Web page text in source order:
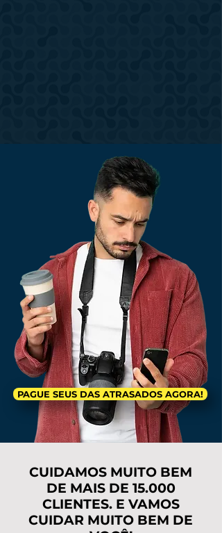
PAGUE SEUS DAS ATRASADOS AGORA!
CUIDAMOS MUITO BEM
DE MAIS DE 15.000
CLIENTES. E VAMOS
CUIDAR MUITO BEM DE